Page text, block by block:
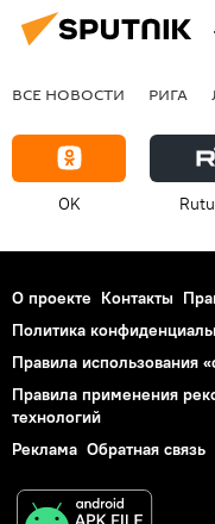
ВСЕ НОВОСТИ РИГА
OK
О проекте Контакты
Политика
Правила использования
Правила применения
технологий
Реклама Обратная связь